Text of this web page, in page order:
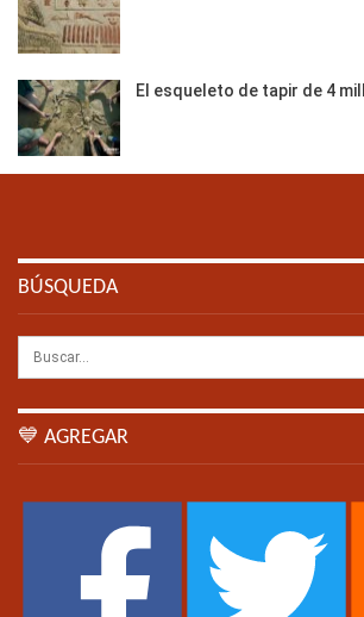
El esqueleto de tapir de 4
BÚSQUEDA
💙 AGREGAR